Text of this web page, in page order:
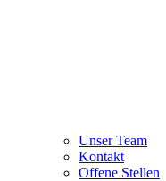
Unser Team
Kontakt
Offene Stellen